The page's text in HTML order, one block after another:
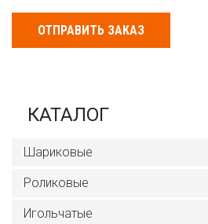
ОТПРАВИТЬ ЗАКАЗ
КАТАЛОГ
Шариковые
Роликовые
Игольчатые